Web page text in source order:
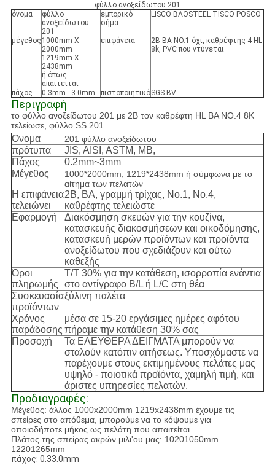
φύλλο ανοξείδωτου 201
όνομα
φύλλο
ανοξείδωτου
201
εμπορικό
σήμα
LISCO BAOSTEEL TISCO POSCO
μέγεθος 1000mm X
2000mm
1219mm X
2438mm
ή όπως
απαιτείται
επιφάνεια
2B BA NO.1 όχι, καθρέφτης 4 HL
8k, PVC που ντύνεται
πάχος 0.3mm - 3.0mm πιστοποιητικόSGS BV
Περιγραφή
το φύλλο ανοξείδωτου 201 με 2B τον καθρέφτη HL BA NO.4 8K
τελείωσε, φύλλο SS 201
Όνομα 201 φύλλο ανοξείδωτου
πρότυπα
JIS, AISI, ASTM, ΜΒ,
Πάχος
0.2mm~3mm
Μέγεθος
1000*2000mm, 1219*2438mm ή σύμφωνα με το
αίτημα των πελατών
Η επιφάνεια
τελειώνει
2B, BA, γραμμή τρίχας, No.1, No.4,
καθρέφτης τελειώστε
Εφαρμογή
Διακόσμηση σκευών για την κουζίνα,
κατασκευής διακοσμήσεων και οικοδόμησης,
κατασκευή μερών προϊόντων και προϊόντα
ανοξείδωτου που σχεδιάζουν και ούτω
καθεξής
Όροι
πληρωμής
T/T 30% για την κατάθεση, ισορροπία ενάντια
στο αντίγραφο B/L ή L/C στη θέα
Συσκευασία
προϊόντων
ξύλινη παλέτα
Χρόνος
παράδοσης
μέσα σε 15-20 εργάσιμες ημέρες αφότου
πήραμε την κατάθεση 30% σας
Προσοχή
Τα ΕΛΕΥΘΕΡΑ ΔΕΙΓΜΑΤΑ μπορούν να
σταλούν κατόπιν αιτήσεως. Υποσχόμαστε να
παρέχουμε στους εκτιμημένους πελάτες μας
υψηλό - ποιοτικά προϊόντα, χαμηλή τιμή, και
άριστες υπηρεσίες πελατών.
Προδιαγραφές:
Μέγεθος: άλλος 1000x2000mm 1219x2438mm έχουμε τις
σπείρες στο απόθεμα, μπορούμε να το κόψουμε για
οποιοδήποτε μήκος ως πελάτη που απαιτείται.
Πλάτος της σπείρας ακρών μιλι'ου μας: 10201050mm
12201265mm
πάχος: 0.33.0mm